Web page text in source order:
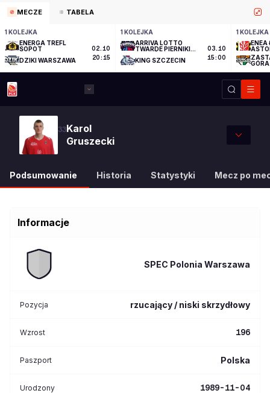
MECZE TABELA
1 KOLEJKA
ENERGA TREFL
SOPOT
DZIKI WARSZAWA
02.10
20:15
1 KOLEJKA
ARRIVA LOTTO
TWARDE PIERNIKI
KING SZCZECIN
03.10
15:00
1 KOLEJKA
ENEA
GÓRA
33Karol
Gruszecki
Podsumowanie Historia Statystyki Mecz po
Informacje
SPEC Polonia Warszawa
Pozycja rzucający / niski skrzydłowy
Wzrost 196
Paszport Polska
Urodzony 1989-11-04